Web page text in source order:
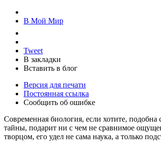
В Мой Мир
Tweet
В закладки
Вставить в блог
Версия для печати
Постоянная ссылка
Сообщить об ошибке
Современная биология, если хотите, подобна
тайны, подарит ни с чем не сравнимое
творцом, его удел не сама наука, а только